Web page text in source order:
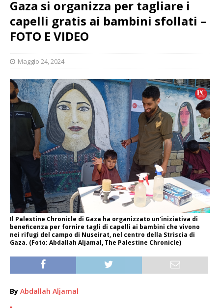
Gaza si organizza per tagliare i
capelli gratis ai bambini sfollati –
FOTO E VIDEO
Maggio 24, 2024
Il Palestine Chronicle di Gaza ha organizzato un'iniziativa di
beneficenza per fornire tagli di capelli ai bambini che vivono
nei rifugi del campo di Nuseirat, nel centro della Striscia di
Gaza. (Foto: Abdallah Aljamal, The Palestine Chronicle)
By Abdallah Aljamal